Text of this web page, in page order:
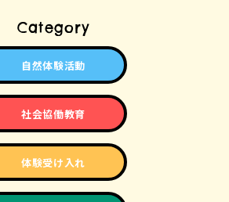
Category
自然体験活動
社会協働教育
体験受け入れ